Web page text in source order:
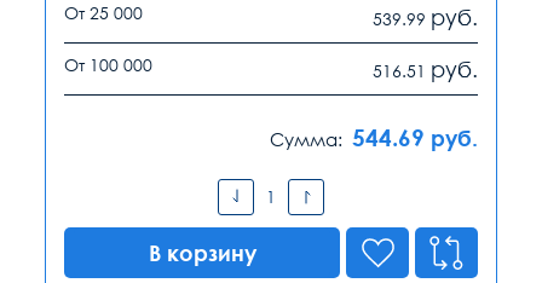
От 25 000 539.99 руб.
От 100 000 516.51 руб.
Сумма: 544.69 руб.
В корзину